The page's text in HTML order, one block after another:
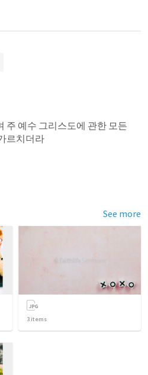
주 예수 그리스도에 관한 모든
르치더라
See more
3 items